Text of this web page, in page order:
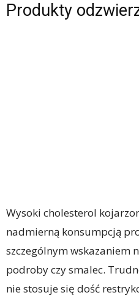
Produkty
Wysoki cholesterol
nadmierną konsumpcją
szczególnym wskazaniem
podroby czy smalec.
nie stosuje się dość